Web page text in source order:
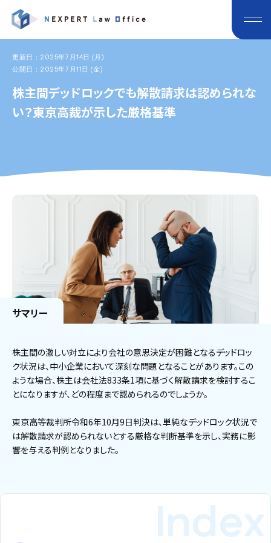
更新日：2025年7月14日 (月)
公開日：2025年7月11日 (金)
株主間デッドロックでも解散請求は認められな
い？東京高裁が示した厳格基準
サマリー
株主間の激しい対立により会社の意思決定が困難となるデッドロッ
ク状況は、中小企業において深刻な問題となることがあります。この
ような場合、株主は会社法833条1項に基づく解散請求を検討するこ
とになりますが、どの程度まで認められるのでしょうか。
東京高等裁判所令和6年10月9日判決は、単純なデッドロック状況で
は解散請求が認められないとする厳格な判断基準を示し、実務に影
響を与える判例となりました。